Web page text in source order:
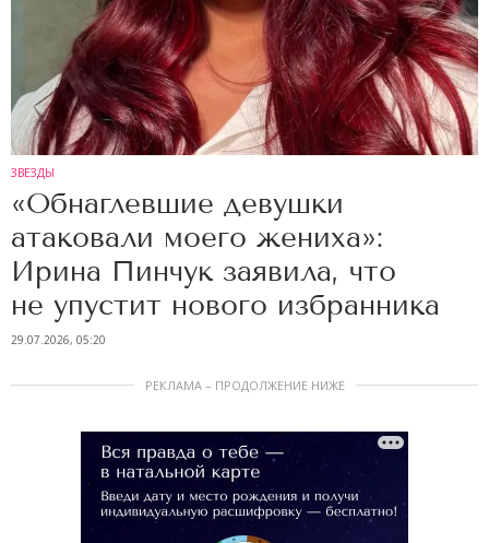
ЗВЕЗДЫ
«Обнаглевшие девушки
атаковали моего жениха»:
Ирина Пинчук заявила, что
не упустит нового избранника
29.07.2026, 05:20
РЕКЛАМА – ПРОДОЛЖЕНИЕ НИЖЕ